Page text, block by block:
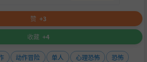
赞 +3
收藏 +4
动作冒险 单人 心理恐怖
恐怖